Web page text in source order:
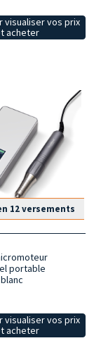
visualiser vos prix
acheter
12 versements
portable
visualiser vos prix
acheter